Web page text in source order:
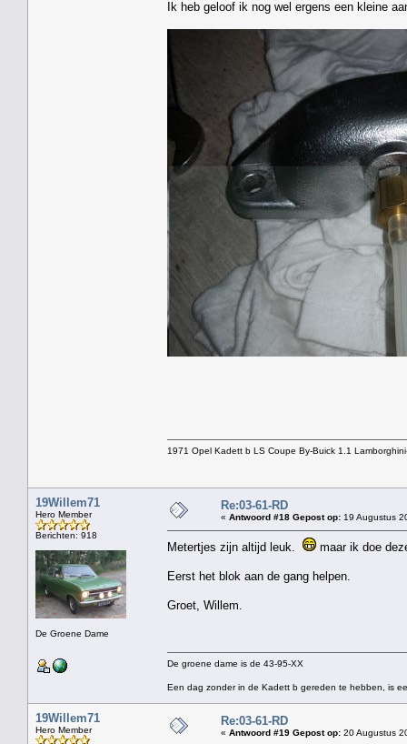
Ik heb geloof ik nog wel ergens een kleine
1971 Opel Kadett b LS Coupe By-Buick 1.1
19Willem71
Hero Member
Berichten: 918
De Groene Dame
Re:03-61-RD
« Antwoord #18 Gepost op: 19 Augustus
Metertjes zijn altijd leuk. maar ik doe
Eerst het blok aan de gang helpen.
Groet, Willem.
De groene dame is de 43-95-XX
Een dag zonder in de Kadett b gereden te hebben, is
19Willem71
Hero Member
Re:03-61-RD
« Antwoord #19 Gepost op: 20 Augustus